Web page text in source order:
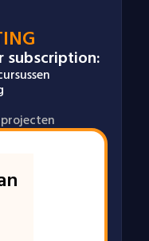
subscription: